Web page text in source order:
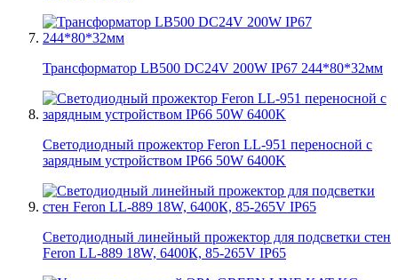
Трансформатор LB500 DC24V 200W IP67 244*80*32мм
Светодиодный прожектор Feron LL-951 переносной с
зарядным устройством IP66 50W 6400K
Светодиодный линейный прожектор для подсветки стен
Feron LL-889 18W, 6400К, 85-265V IP65